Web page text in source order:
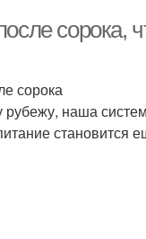
сорока,
сорока
наша